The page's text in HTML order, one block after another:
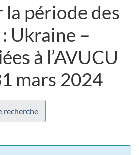
période des
Ukraine –
à l’AVUCU
mars 2024
recherche